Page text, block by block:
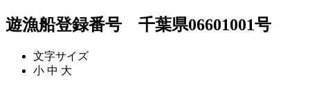
遊漁船登録番号 千葉県06601001号
文字サイズ
小 中 大